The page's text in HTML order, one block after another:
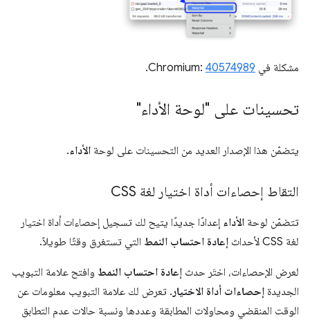
مشكلة في Chromium: 40574989
.
تحسينات على "لوحة الأداء"
يتضمّن هذا الإصدار العديد من التحسينات على لوحة الأداء.
التقاط إحصاءات أداة اختيار لغة CSS
تتضمّن لوحة الأداء إعدادًا جديدًا يتيح لك تسجيل إحصاءات أداة اختيار
لغة CSS لأحداث
إعادة احتساب النمط التي تستغرق وقتًا طويلاً.
لعرض الإحصاءات، اختَر حدث إعادة احتساب النمط وافتح علامة التبويب
الجديدة إحصاءات أداة الاختيار . تعرض لك علامة التبويب معلومات عن
الوقت المنقضي ومحاولات المطابقة وعددها ونسبة حالات عدم التطابق